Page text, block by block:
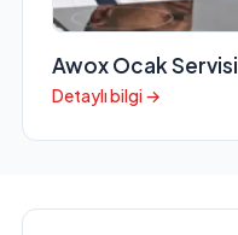
Awox Ocak Servisi
Detaylı bilgi →